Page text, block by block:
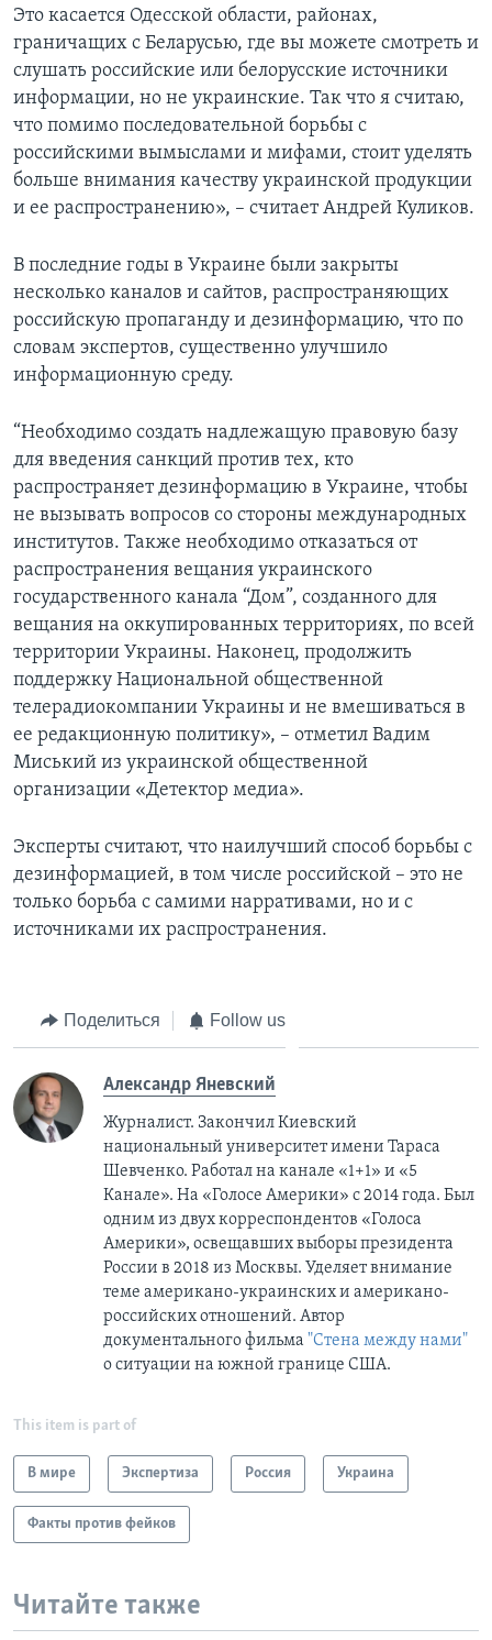
Это касается Одесской области, районах,
граничащих с Беларусью, где вы можете смотреть и
слушать российские или белорусские источники
информации, но не украинские. Так что я считаю,
что помимо последовательной борьбы с
российскими вымыслами и мифами, стоит уделять
больше внимания качеству украинской продукции
и ее распространению», – считает Андрей Куликов.
В последние годы в Украине были закрыты
несколько каналов и сайтов, распространяющих
российскую пропаганду и дезинформацию, что по
словам экспертов, существенно улучшило
информационную среду.
“Необходимо создать надлежащую правовую базу
для введения санкций против тех, кто
распространяет дезинформацию в Украине, чтобы
не вызывать вопросов со стороны международных
институтов. Также необходимо отказаться от
распространения вещания украинского
государственного канала “Дом”, созданного для
вещания на оккупированных территориях, по всей
территории Украины. Наконец, продолжить
поддержку Национальной общественной
телерадиокомпании Украины и не вмешиваться в
ее редакционную политику», – отметил Вадим
Миський из украинской общественной
организации «Детектор медиа».
Эксперты считают, что наилучший способ борьбы с
дезинформацией, в том числе российской – это не
только борьба с самими нарративами, но и с
источниками их распространения.
Поделиться Follow us
Александр Яневский
Журналист. Закончил Киевский
национальный университет имени Тараса
Шевченко. Работал на канале «1+1» и «5
Канале». На «Голосе Америки» с 2014 года. Был
одним из двух корреспондентов «Голоса
Америки», освещавших выборы президента
России в 2018 из Москвы. Уделяет внимание
теме американо-украинских и американо-
российских отношений. Автор
документального фильма "Стена между нами"
о ситуации на южной границе США.
This item is part of
В мире Экспертиза Россия Украина
Факты против фейков
Читайте также